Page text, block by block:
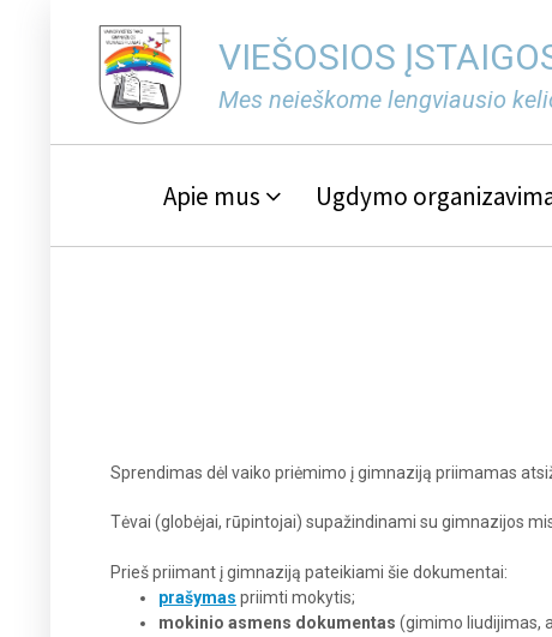
VIEŠOSIOS
Mes neieškome lengviausio
Apie mus Ugdymo
Sprendimas dėl vaiko priėmimo į gimnaziją priimamas
Tėvai (globėjai, rūpintojai) supažindinami su gimnazijos
Prieš priimant į gimnaziją pateikiami šie dokumentai:
prašymas priimti mokytis;
mokinio asmens dokumentas (gimimo liudijimas,